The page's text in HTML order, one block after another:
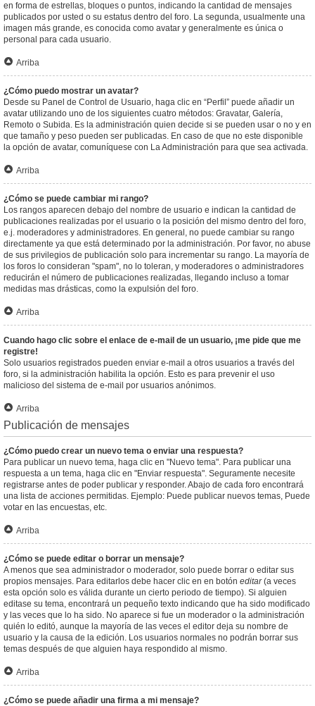
en forma de estrellas, bloques o puntos, indicando la cantidad de mensajes
publicados por usted o su estatus dentro del foro. La segunda, usualmente una
imagen más grande, es conocida como avatar y generalmente es única o
personal para cada usuario.
Arriba
¿Cómo puedo mostrar un avatar?
Desde su Panel de Control de Usuario, haga clic en “Perfil” puede añadir un
avatar utilizando uno de los siguientes cuatro métodos: Gravatar, Galería,
Remoto o Subida. Es la administración quien decide si se pueden usar o no y en
que tamaño y peso pueden ser publicadas. En caso de que no este disponible
la opción de avatar, comuníquese con La Administración para que sea activada.
Arriba
¿Cómo se puede cambiar mi rango?
Los rangos aparecen debajo del nombre de usuario e indican la cantidad de
publicaciones realizadas por el usuario o la posición del mismo dentro del foro,
e.j. moderadores y administradores. En general, no puede cambiar su rango
directamente ya que está determinado por la administración. Por favor, no abuse
de sus privilegios de publicación solo para incrementar su rango. La mayoría de
los foros lo consideran "spam", no lo toleran, y moderadores o administradores
reducirán el número de publicaciones realizadas, llegando incluso a tomar
medidas mas drásticas, como la expulsión del foro.
Arriba
Cuando hago clic sobre el enlace de e-mail de un usuario, ¡me pide que me
registre!
Solo usuarios registrados pueden enviar e-mail a otros usuarios a través del
foro, si la administración habilita la opción. Esto es para prevenir el uso
malicioso del sistema de e-mail por usuarios anónimos.
Arriba
Publicación de mensajes
¿Cómo puedo crear un nuevo tema o enviar una respuesta?
Para publicar un nuevo tema, haga clic en "Nuevo tema". Para publicar una
respuesta a un tema, haga clic en "Enviar respuesta". Seguramente necesite
registrarse antes de poder publicar y responder. Abajo de cada foro encontrará
una lista de acciones permitidas. Ejemplo: Puede publicar nuevos temas, Puede
votar en las encuestas, etc.
Arriba
¿Cómo se puede editar o borrar un mensaje?
A menos que sea administrador o moderador, solo puede borrar o editar sus
propios mensajes. Para editarlos debe hacer clic en en botón editar(a veces
esta opción solo es válida durante un cierto periodo de tiempo). Si alguien
editase su tema, encontrará un pequeño texto indicando que ha sido modificado
y las veces que lo ha sido. No aparece si fue un moderador o la administración
quién lo editó, aunque la mayoría de las veces el editor deja su nombre de
usuario y la causa de la edición. Los usuarios normales no podrán borrar sus
temas después de que alguien haya respondido al mismo.
Arriba
¿Cómo se puede añadir una firma a mi mensaje?